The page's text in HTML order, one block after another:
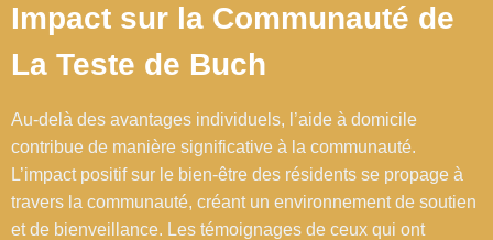
Impact sur la Communauté de
La Teste de Buch
Au-delà des avantages individuels, l’aide à domicile
contribue de manière significative à la communauté.
L’impact positif sur le bien-être des résidents se propage à
travers la communauté, créant un environnement de soutien
et de bienveillance. Les témoignages de ceux qui ont